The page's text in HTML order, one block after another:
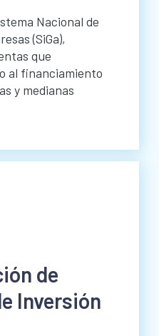
Nacional de
(SiGa),
que
al financiamiento
y medianas
de
Inversión